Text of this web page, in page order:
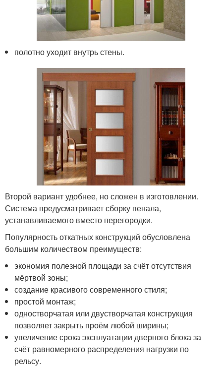
полотно уходит внутрь стены.
Второй вариант удобнее, но сложен в изготовлении.
Система предусматривает сборку пенала,
устанавливаемого вместо перегородки.
Популярность откатных конструкций обусловлена
большим количеством преимуществ:
экономия полезной площади за счёт отсутствия
мёртвой зоны;
создание красивого современного стиля;
простой монтаж;
одностворчатая или двустворчатая конструкция
позволяет закрыть проём любой ширины;
увеличение срока эксплуатации дверного блока за
счёт равномерного распределения нагрузки по
рельсу.